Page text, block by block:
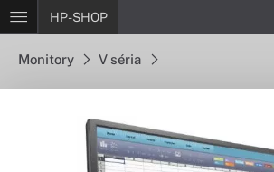
HP-SHOP
Monitory V séria